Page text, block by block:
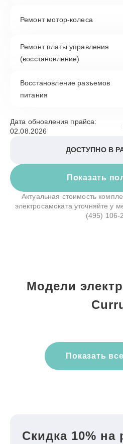
Ремонт мотор-колеса
Ремонт платы управления
(восстановление)
Восстановление разъемов
питания
Показать
Дата обновления прайса:
02.08.2026
ДОСТУПНО В
Актуальная стоимость
электросамоката уточняйте у
(495) 106-
Модели
Показать
Скидка 10% на